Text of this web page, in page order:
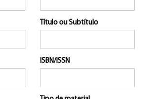
Título ou Subtítulo
ISBN/ISSN